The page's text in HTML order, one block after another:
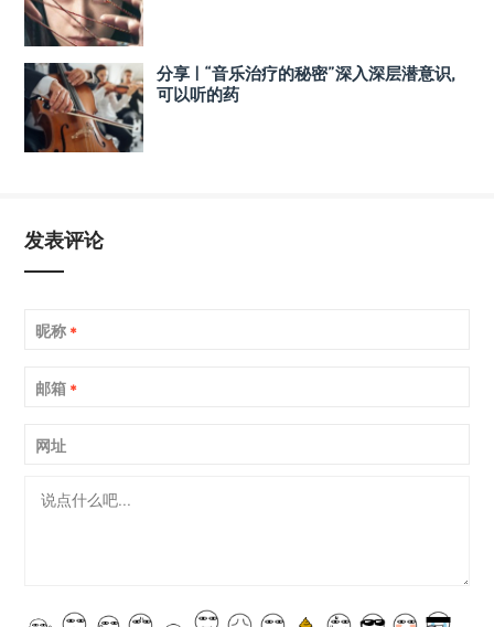
分享 | “音乐治疗的秘密”深入深层潜意识,
可以听的药
发表评论
昵称 *
邮箱 *
网址